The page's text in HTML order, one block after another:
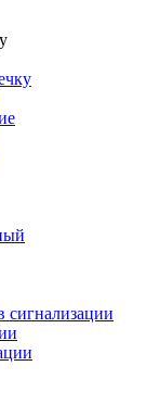
сигнализации